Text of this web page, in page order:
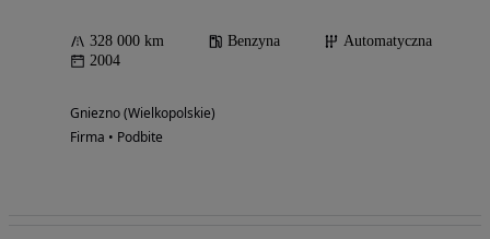
328 000 km Benzyna
Automatyczna
2004
Gniezno (Wielkopolskie)
Firma • Podbite